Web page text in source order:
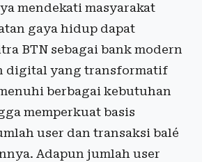
mendekati masyarakat
gaya hidup dapat
BTN sebagai bank modern
digital yang transformatif
berbagai kebutuhan
memperkuat basis
user dan transaksi balé
Adapun jumlah user